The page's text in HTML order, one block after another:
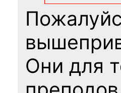
Они для